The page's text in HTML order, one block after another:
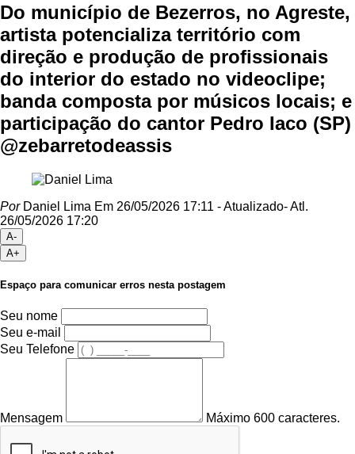
Do município de Bezerros, no Agreste,
artista potencializa território com
direção e produção de profissionais
do interior do estado no videoclipe;
banda composta por músicos locais; e
participação do cantor Pedro Iaco (SP)
@zebarretodeassis
PorDaniel Lima Em 26/05/2026 17:11 - Atualizado- Atl.
26/05/2026 17:20
A-
A+
Espaço para comunicar erros nesta postagem
Seu nome
Seu e-mail
Seu Telefone
Mensagem Máximo 600 caracteres.